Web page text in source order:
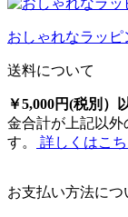
おしゃれなラッピ
送料について
￥5,000円(税別）
金合計が上記以外
す。
詳しくはこ
お支払い方法につ